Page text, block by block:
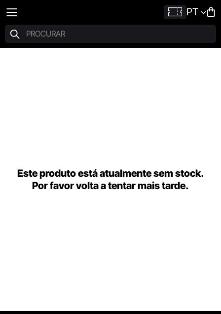
PT
Este produto está atualmente sem stock.
Por favor volta a tentar mais tarde.